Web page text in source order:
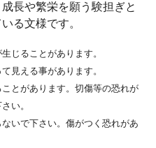
長や繁栄を願う験担ぎと
る文様です。
じることがあります。
見える事があります。
とがあります。切傷等の恐れが
い。
いで下さい。傷がつく恐れがあ